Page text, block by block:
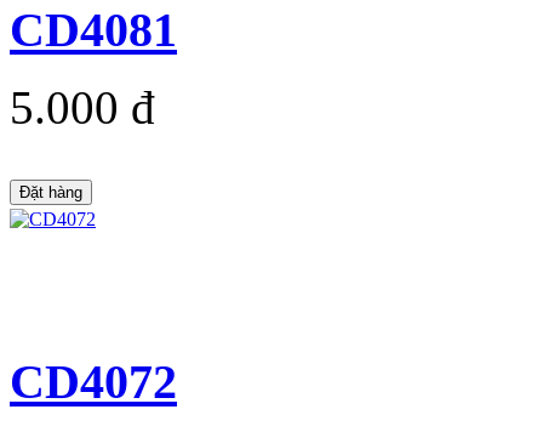
CD4081
5.000 đ
Đặt hàng
CD4072